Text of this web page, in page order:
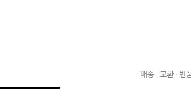
배송 · 교환 · 반